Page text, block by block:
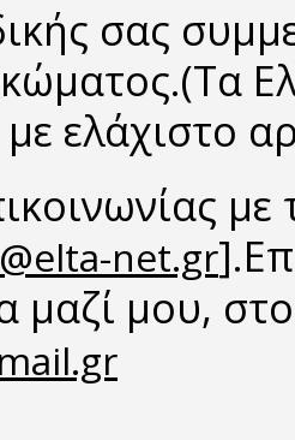
σας
ελάχιστο
με
net.gr
μαζί μου,